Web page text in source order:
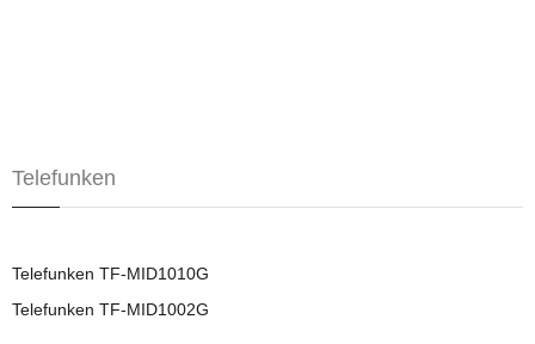
Telefunken
Telefunken TF-MID1010G
Telefunken TF-MID1002G